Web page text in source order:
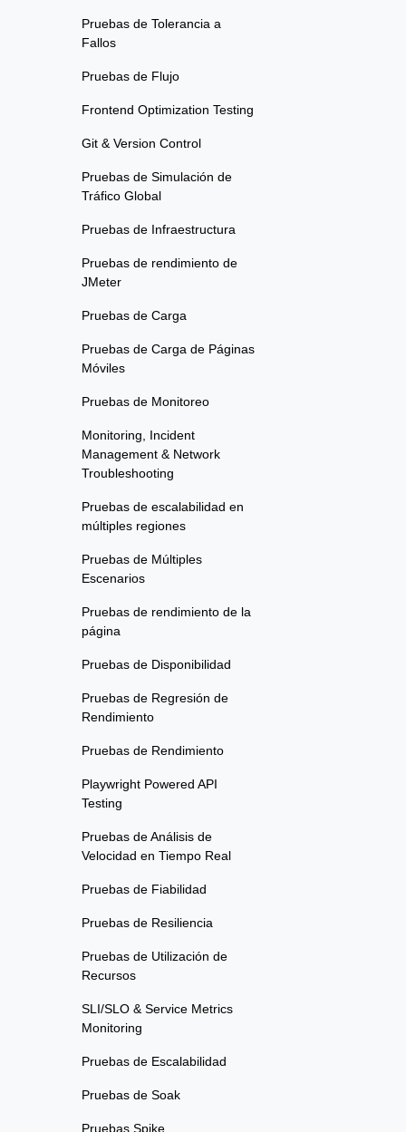
Pruebas de Tolerancia a
Fallos
Pruebas de Flujo
Frontend Optimization Testing
Git & Version Control
Pruebas de Simulación de
Tráfico Global
Pruebas de Infraestructura
Pruebas de rendimiento de
JMeter
Pruebas de Carga
Pruebas de Carga de Páginas
Móviles
Pruebas de Monitoreo
Monitoring, Incident
Management & Network
Troubleshooting
Pruebas de escalabilidad en
múltiples regiones
Pruebas de Múltiples
Escenarios
Pruebas de rendimiento de la
página
Pruebas de Disponibilidad
Pruebas de Regresión de
Rendimiento
Pruebas de Rendimiento
Playwright Powered API
Testing
Pruebas de Análisis de
Velocidad en Tiempo Real
Pruebas de Fiabilidad
Pruebas de Resiliencia
Pruebas de Utilización de
Recursos
SLI/SLO & Service Metrics
Monitoring
Pruebas de Escalabilidad
Pruebas de Soak
Pruebas Spike